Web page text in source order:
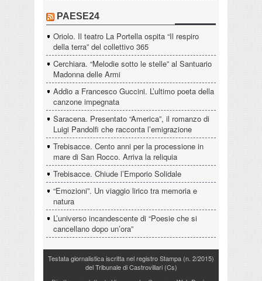
PAESE24
Oriolo. Il teatro La Portella ospita “Il respiro
della terra” del collettivo 365
Cerchiara. “Melodie sotto le stelle” al Santuario
Madonna delle Armi
Addio a Francesco Guccini. L’ultimo poeta della
canzone impegnata
Saracena. Presentato “America”, il romanzo di
Luigi Pandolfi che racconta l’emigrazione
Trebisacce. Cento anni per la processione in
mare di San Rocco. Arriva la reliquia
Trebisacce. Chiude l’Emporio Solidale
“Emozioni”. Un viaggio lirico tra memoria e
natura
L’universo incandescente di “Poesie che si
cancellano dopo un’ora”
Testata giornalistica iscritta nel registro Stampa (n. 2/2015)
del Tribunale di Castrovillari (Cs)